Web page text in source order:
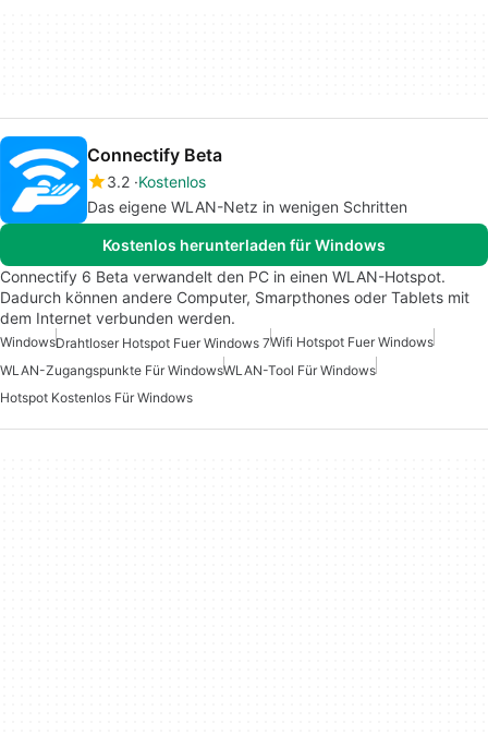
Connectify Beta
3.2 Kostenlos
Das eigene WLAN-Netz in wenigen Schritten
Kostenlos herunterladen für Windows
Connectify 6 Beta verwandelt den PC in einen WLAN-Hotspot.
Dadurch können andere Computer, Smarpthones oder Tablets mit
dem Internet verbunden werden.
WindowsDrahtloser Hotspot Fuer Windows 7Wifi Hotspot Fuer Windows
WLAN-Zugangspunkte Für WindowsWLAN-Tool Für Windows
Hotspot Kostenlos Für Windows